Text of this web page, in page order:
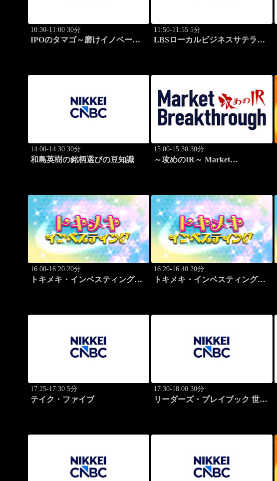
10:30-11:00 30分
IPOのタマゴ～磨けイノベーシ
11:50-11:55 5分
LBSローカルビジネスサテライ
14:00-14:30 30分
和島英樹の銘柄選びの豆知識
15:00-15:30 30分
～攻めのIR～ Market
16:00-16:20 20分
トキメキ・インベスティング・
16:20-16:40 20分
トキメキ・インベスティング・
17:25-17:30 5分
テイク・ファイブ
17:30-18:00 30分
リーダーズ・プレイブック 世界